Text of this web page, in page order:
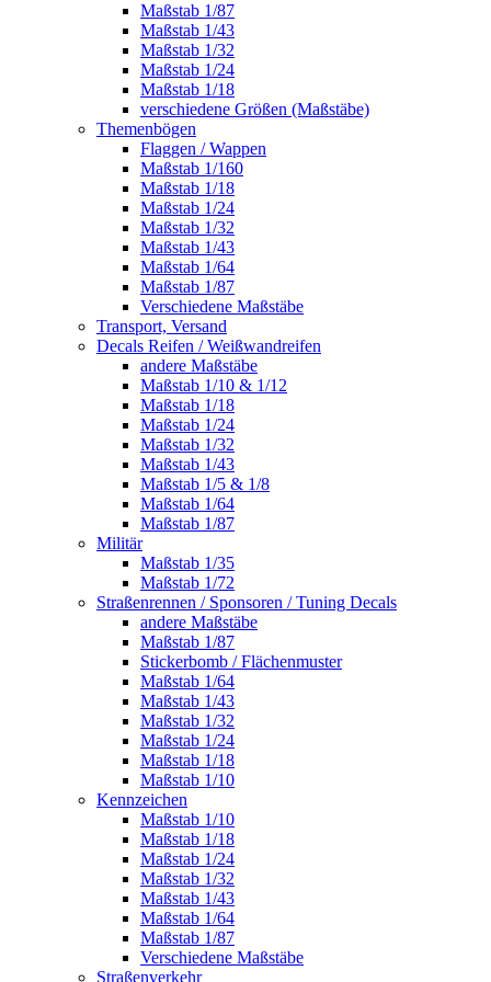
Maßstab 1/87
Maßstab 1/43
Maßstab 1/32
Maßstab 1/24
Maßstab 1/18
verschiedene Größen (Maßstäbe)
Themenbögen
Flaggen / Wappen
Maßstab 1/160
Maßstab 1/18
Maßstab 1/24
Maßstab 1/32
Maßstab 1/43
Maßstab 1/64
Maßstab 1/87
Verschiedene Maßstäbe
Transport, Versand
Decals Reifen / Weißwandreifen
andere Maßstäbe
Maßstab 1/10 & 1/12
Maßstab 1/18
Maßstab 1/24
Maßstab 1/32
Maßstab 1/43
Maßstab 1/5 & 1/8
Maßstab 1/64
Maßstab 1/87
Militär
Maßstab 1/35
Maßstab 1/72
Straßenrennen / Sponsoren / Tuning Decals
andere Maßstäbe
Maßstab 1/87
Stickerbomb / Flächenmuster
Maßstab 1/64
Maßstab 1/43
Maßstab 1/32
Maßstab 1/24
Maßstab 1/18
Maßstab 1/10
Kennzeichen
Maßstab 1/10
Maßstab 1/18
Maßstab 1/24
Maßstab 1/32
Maßstab 1/43
Maßstab 1/64
Maßstab 1/87
Verschiedene Maßstäbe
Straßenverkehr